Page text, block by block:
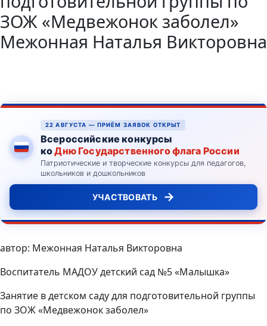
ЗОЖ «Медвежонок заболел»
Межонная Наталья Викторовна
22 АВГУСТА — ПРИЁМ ЗАЯВОК ОТКРЫТ
Всероссийские конкурсы
коДню Государственного флага России
Патриотические и творческие конкурсы для педагогов,
школьников и дошкольников
УЧАСТВОВАТЬ →
автор: Межонная Наталья Викторовна
Воспитатель МАДОУ детский сад №5 «Малышка»
Занятие в детском саду для подготовительной группы
по ЗОЖ «Медвежонок заболел»